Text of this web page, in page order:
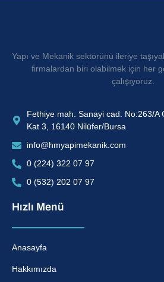
Yapı ve Mekanik sektörünü ileriye
firmalardan biri olabilmek için her
çalışıyoruz.
Fethiye mah. Sanayi cad. No:263/A
Kat 3, 16140 Nilüfer/Bursa
info@hmyapimekanik.com
0 (224) 322 07 97
0 (532) 202 07 97
Hızlı Menü
Anasayfa
Hakkımızda